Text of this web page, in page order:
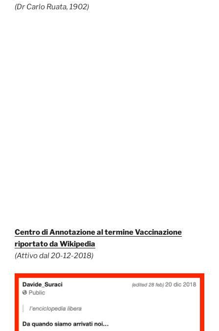
(Dr Carlo Ruata, 1902)
Centro di Annotazione al termine Vaccinazione
riportato da Wikipedia
(Attivo dal 20-12-2018)